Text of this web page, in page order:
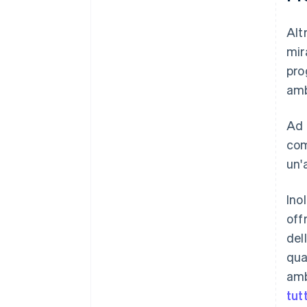
Ad